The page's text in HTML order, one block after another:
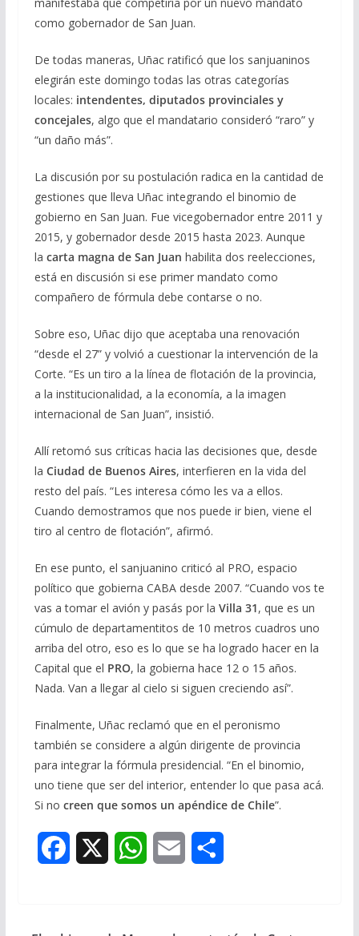
manifestaba que competiría por un nuevo mandato
como gobernador de San Juan.
De todas maneras, Uñac ratificó que los sanjuaninos
elegirán este domingo todas las otras categorías
locales: intendentes, diputados provinciales y
concejales, algo que el mandatario consideró “raro” y
“un daño más”.
La discusión por su postulación radica en la cantidad de
gestiones que lleva Uñac integrando el binomio de
gobierno en San Juan. Fue vicegobernador entre 2011 y
2015, y gobernador desde 2015 hasta 2023. Aunque
la carta magna de San Juan habilita dos reelecciones,
está en discusión si ese primer mandato como
compañero de fórmula debe contarse o no.
Sobre eso, Uñac dijo que aceptaba una renovación
“desde el 27” y volvió a cuestionar la intervención de la
Corte. “Es un tiro a la línea de flotación de la provincia,
a la institucionalidad, a la economía, a la imagen
internacional de San Juan”, insistió.
Allí retomó sus críticas hacia las decisiones que, desde
la Ciudad de Buenos Aires, interfieren en la vida del
resto del país. “Les interesa cómo les va a ellos.
Cuando demostramos que nos puede ir bien, viene el
tiro al centro de flotación”, afirmó.
En ese punto, el sanjuanino criticó al PRO, espacio
político que gobierna CABA desde 2007. “Cuando vos te
vas a tomar el avión y pasás por la Villa 31, que es un
cúmulo de departamentitos de 10 metros cuadros uno
arriba del otro, eso es lo que se ha logrado hacer en la
Capital que el PRO, la gobierna hace 12 o 15 años.
Nada. Van a llegar al cielo si siguen creciendo así”.
Finalmente, Uñac reclamó que en el peronismo
también se considere a algún dirigente de provincia
para integrar la fórmula presidencial. “En el binomio,
uno tiene que ser del interior, entender lo que pasa acá.
Si no creen que somos un apéndice de Chile”.
W